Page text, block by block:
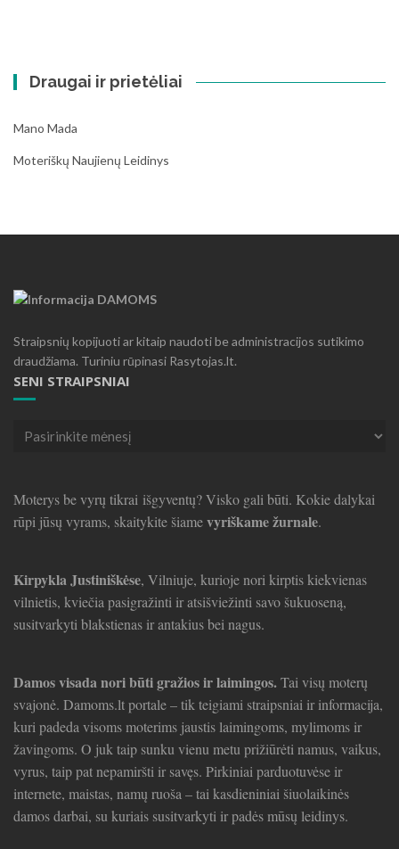
Draugai ir prietėliai
Mano Mada
Moteriškų Naujienų Leidinys
Straipsnių kopijuoti ar kitaip naudoti be administracijos sutikimo
draudžiama. Turiniu rūpinasi Rasytojas.lt.
SENI STRAIPSNIAI
Seni
Moterys be vyrų tikrai išgyventų? Visko gali būti. Kokie dalykai
rūpi jūsų vyrams, skaitykite šiamevyriškame žurnale.
Kirpykla Justiniškėse, Vilniuje, kurioje nori kirptis kiekvienas
vilnietis, kviečia pasigražinti ir atsišviežinti savo šukuoseną,
susitvarkyti blakstienas ir antakius bei nagus.
Damos visada nori būti gražios ir laimingos.Tai visų moterų
svajonė. Damoms.lt portale – tik teigiami straipsniai ir informacija,
kuri padeda visoms moterims jaustis laimingoms, mylimoms ir
žavingoms. O juk taip sunku vienu metu prižiūrėti namus, vaikus,
vyrus, taip pat nepamiršti ir savęs. Pirkiniai parduotuvėse ir
internete, maistas, namų ruoša – tai kasdieniniai šiuolaikinės
damos darbai, su kuriais susitvarkyti ir padės mūsų leidinys.